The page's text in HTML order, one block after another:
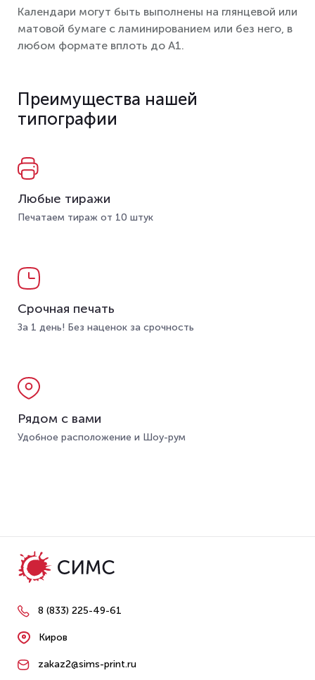
Календари могут быть выполнены на глянцевой или
матовой бумаге с ламинированием или без него, в
любом формате вплоть до A1.
Преимущества нашей
типографии
Любые тиражи
Печатаем тираж от 10 штук
Срочная печать
За 1 день! Без наценок за срочность
Рядом с вами
Удобное расположение и Шоу-рум
8 (833) 225-49-61
Киров
zakaz2@sims-print.ru